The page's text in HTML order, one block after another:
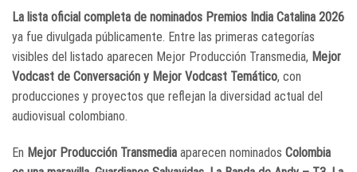
La lista oficial completa de nominados Premios India Catalina 2026
ya fue divulgada públicamente. Entre las primeras categorías
visibles del listado aparecen Mejor Producción Transmedia, Mejor
Vodcast de Conversación y Mejor Vodcast Temático, con
producciones y proyectos que reflejan la diversidad actual del
audiovisual colombiano.
En Mejor Producción Transmedia aparecen nominados Colombia